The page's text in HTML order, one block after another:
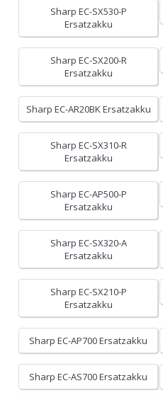
Sharp EC-SX530-P
Ersatzakku
Sharp EC-SX200-R
Ersatzakku
Sharp EC-AR20BK Ersatzakku
Sharp EC-SX310-R
Ersatzakku
Sharp EC-AP500-P
Ersatzakku
Sharp EC-SX320-A
Ersatzakku
Sharp EC-SX210-P
Ersatzakku
Sharp EC-AP700 Ersatzakku
Sharp EC-AS700 Ersatzakku